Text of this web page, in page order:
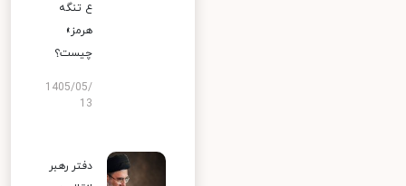
ع تنگه
هرمز»
چیست؟
1405/05/
13
دفتر رهبر